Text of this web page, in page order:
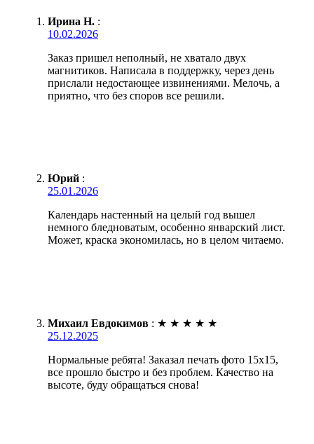
Ирина Н. :
10.02.2026
Заказ пришел неполный, не хватало двух
магнитиков. Написала в поддержку, через день
прислали недостающее извинениями. Мелочь, а
приятно, что без споров все решили.
Юрий :
25.01.2026
Календарь настенный на целый год вышел
немного бледноватым, особенно январский лист.
Может, краска экономилась, но в целом читаемо.
Михаил Евдокимов : ★ ★ ★ ★ ★
25.12.2025
Нормальные ребята! Заказал печать фото 15х15,
все прошло быстро и без проблем. Качество на
высоте, буду обращаться снова!